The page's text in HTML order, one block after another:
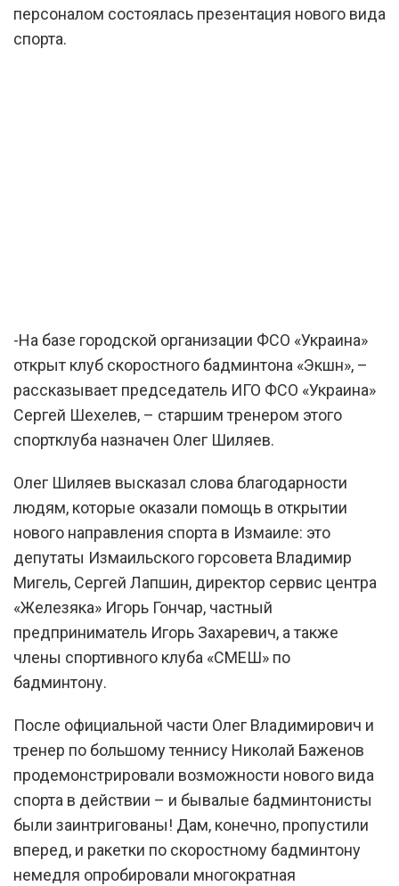
персоналом состоялась презентация нового вида
спорта.
-На базе городской организации ФСО «Украина»
открыт клуб скоростного бадминтона «Экшн», –
рассказывает председатель ИГО ФСО «Украина»
Сергей Шехелев, – старшим тренером этого
спортклуба назначен Олег Шиляев.
Олег Шиляев высказал слова благодарности
людям, которые оказали помощь в открытии
нового направления спорта в Измаиле: это
депутаты Измаильского горсовета Владимир
Мигель, Сергей Лапшин, директор сервис центра
«Железяка» Игорь Гончар, частный
предприниматель Игорь Захаревич, а также
члены спортивного клуба «СМЕШ» по
бадминтону.
После официальной части Олег Владимирович и
тренер по большому теннису Николай Баженов
продемонстрировали возможности нового вида
спорта в действии – и бывалые бадминтонисты
были заинтригованы! Дам, конечно, пропустили
вперед, и ракетки по скоростному бадминтону
немедля опробировали многократная